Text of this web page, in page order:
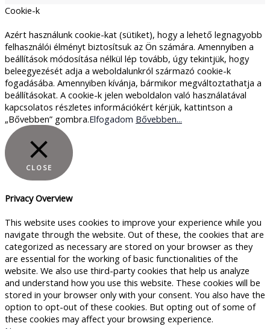
Cookie-k
Azért használunk cookie-kat (sütiket), hogy a lehető legnagyobb
felhasználói élményt biztosítsuk az Ön számára. Amennyiben a
beállítások módosítása nélkül lép tovább, úgy tekintjük, hogy
beleegyezését adja a weboldalunkról származó cookie-k
fogadásába. Amennyiben kívánja, bármikor megváltoztathatja a
beállításokat. A cookie-k jelen weboldalon való használatával
kapcsolatos részletes információkért kérjük, kattintson a
„Bővebben” gombra.Elfogadom Bővebben...
CLOSE
Privacy Overview
This website uses cookies to improve your experience while you
navigate through the website. Out of these, the cookies that are
categorized as necessary are stored on your browser as they
are essential for the working of basic functionalities of the
website. We also use third-party cookies that help us analyze
and understand how you use this website. These cookies will be
stored in your browser only with your consent. You also have the
option to opt-out of these cookies. But opting out of some of
these cookies may affect your browsing experience.